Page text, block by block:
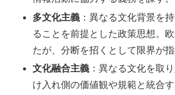
多文化主義 ：異なる文化背景を
ることを前提とした政策思想。
たが、分断を招くとして限界が指
文化融合主義 ：異なる文化を取
け入れ側の価値観や規範と統合